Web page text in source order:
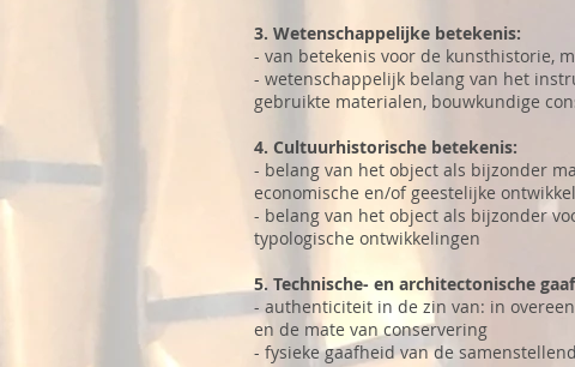
3. Wetenschappelijke betekenis:
- van betekenis voor de kunsthistorie,
- wetenschappelijk belang van het
gebruikte materialen, bouwkundige
4. Cultuurhistorische betekenis:
- belang van het object als bijzonder
economische en/of geestelijke
- belang van het object als bijzonder
typologische ontwikkelingen
5. Technische- en architectonische
- authenticiteit in de zin van: in
en de mate van conservering
- fysieke gaafheid van de